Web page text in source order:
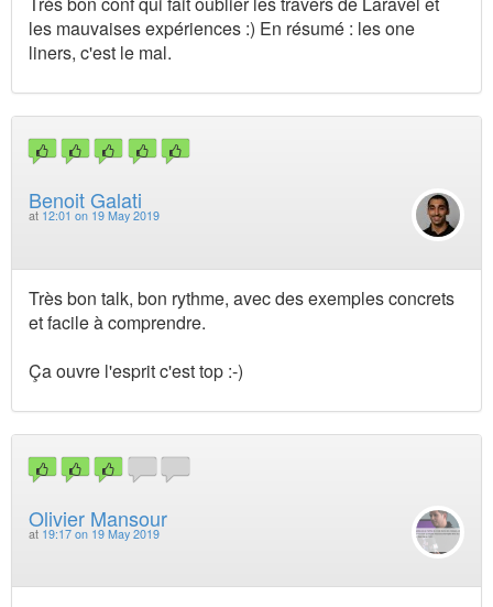
les mauvaises expériences :) En résumé : les one
liners, c'est le mal.
Benoit Galati
at 12:01 on 19 May 2019
Très bon talk, bon rythme, avec des exemples concrets
et facile à comprendre.
Ça ouvre l'esprit c'est top :-)
Olivier Mansour
at 19:17 on 19 May 2019